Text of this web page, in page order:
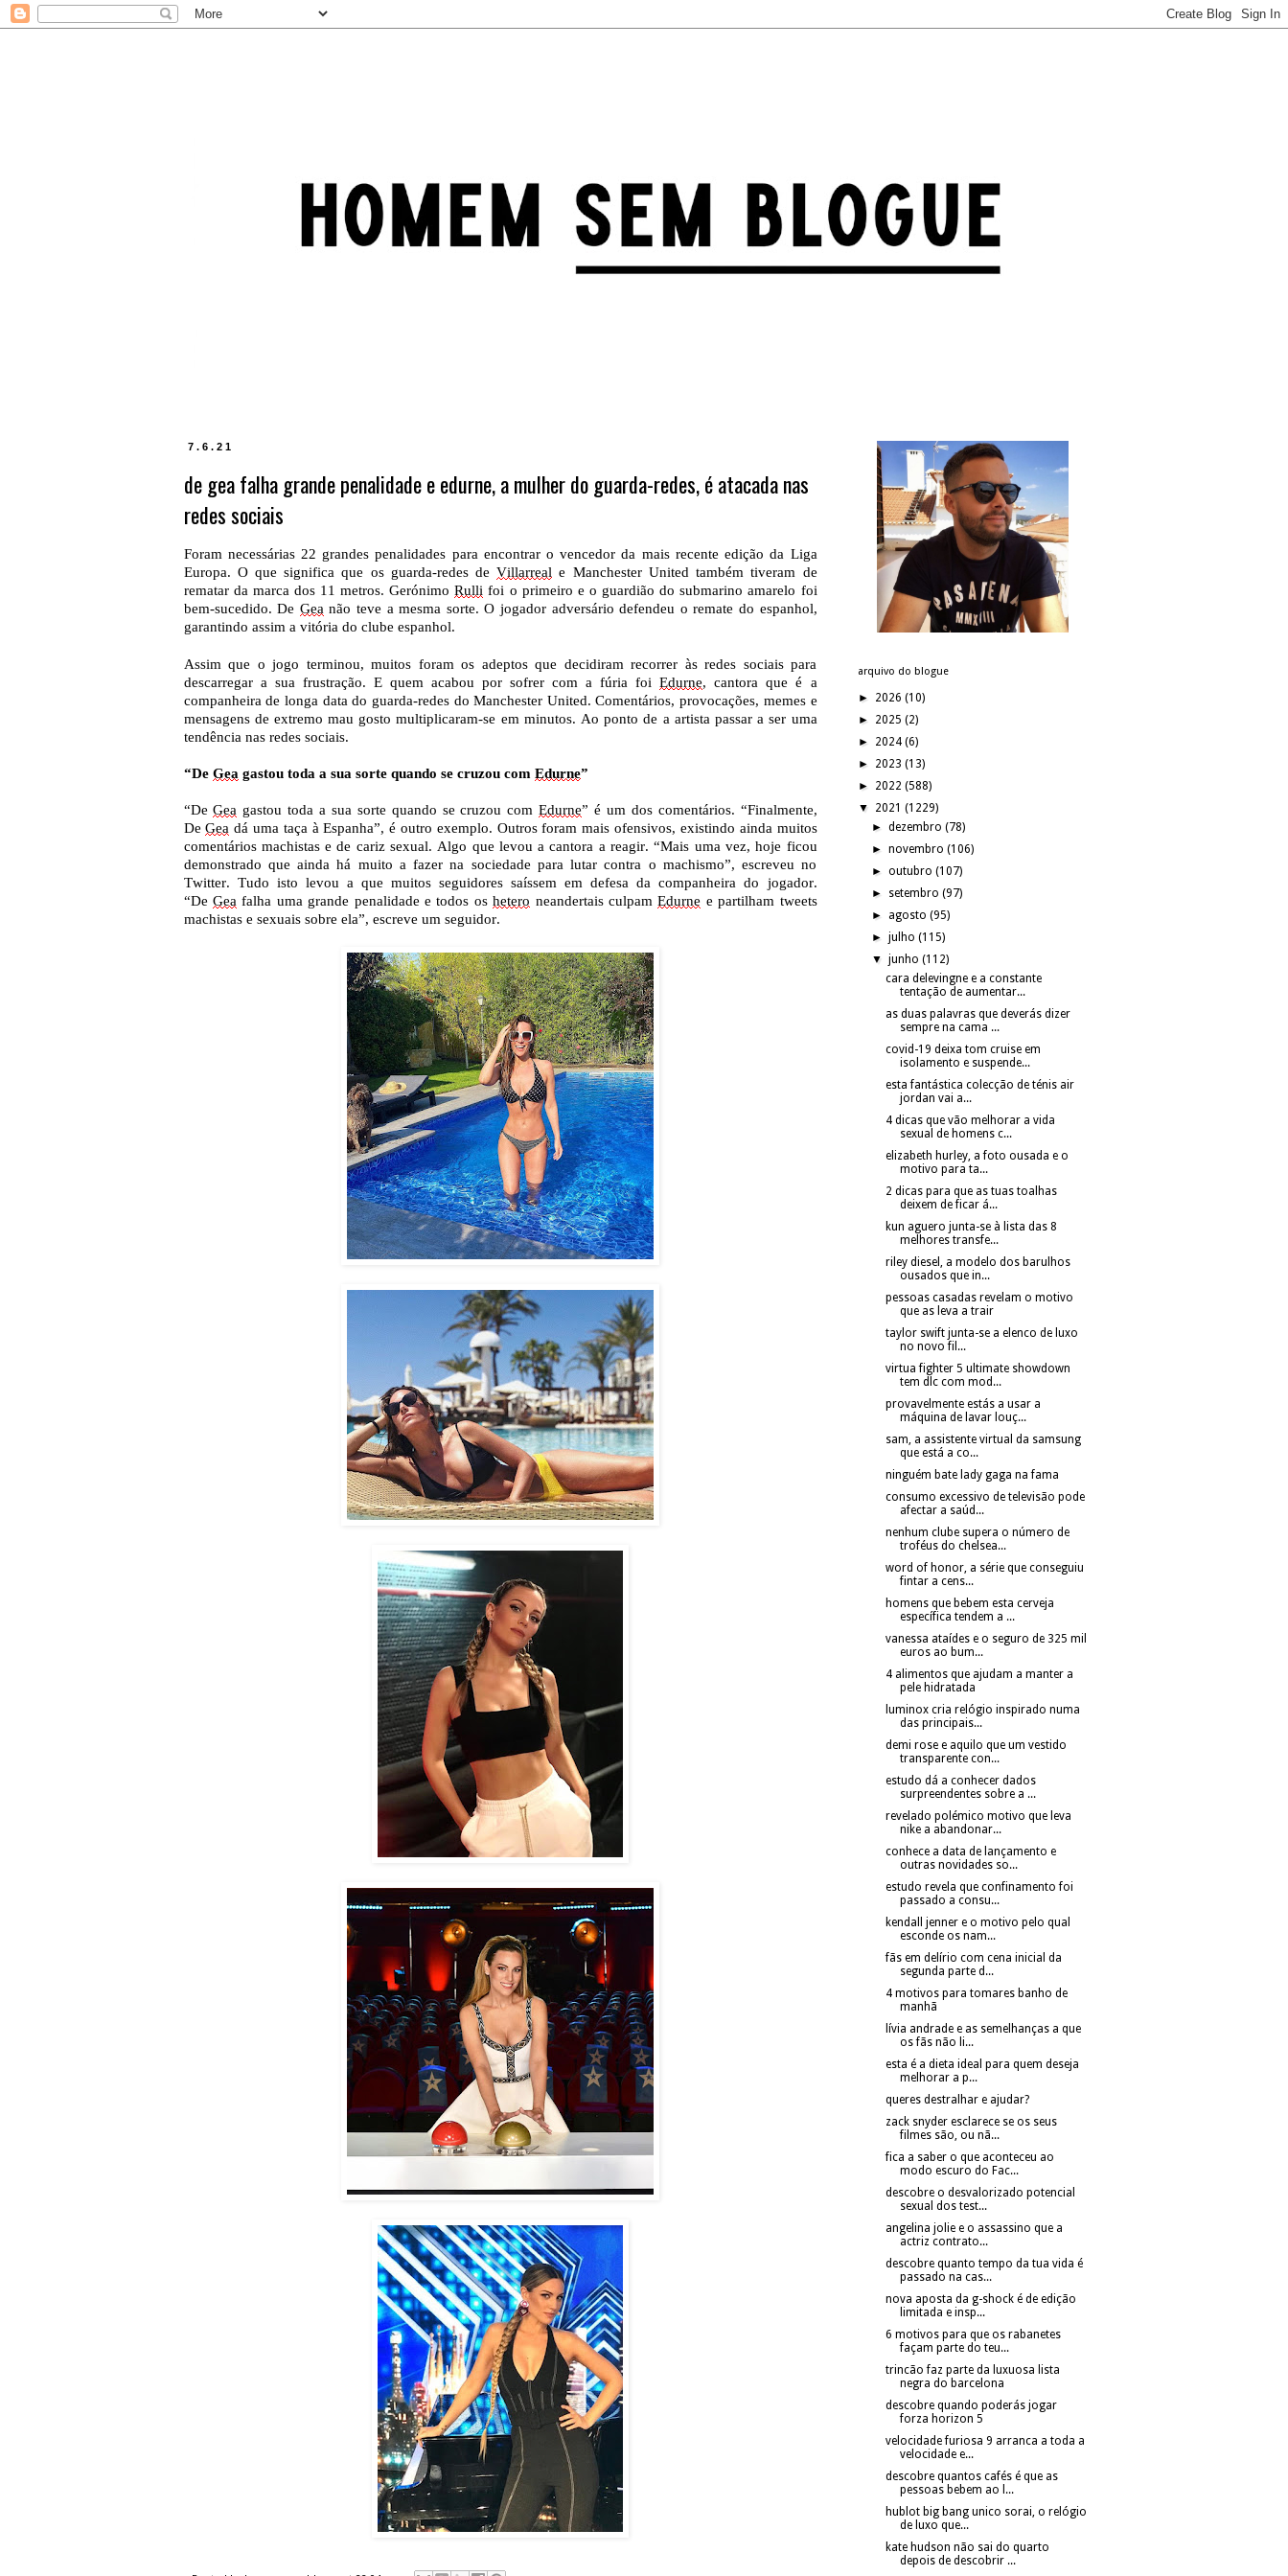
7.6.21
de gea falha grande penalidade e edurne, a mulher do guarda-redes, é atacada nas
redes sociais
Foram necessárias 22 grandes penalidades para encontrar o vencedor da mais recente edição da Liga
Europa. O que significa que os guarda-redes deVillarreal e Manchester United também tiveram de
rematar da marca dos 11 metros. GerónimoRulli foi o primeiro e o guardião do submarino amarelo foi
bem-sucedido. De Gea não teve a mesma sorte. O jogador adversário defendeu o remate do espanhol,
garantindo assim a vitória do clube espanhol.
Assim que o jogo terminou, muitos foram os adeptos que decidiram recorrer às redes sociais para
descarregar a sua frustração. E quem acabou por sofrer com a fúria foiEdurne, cantora que é a
companheira de longa data do guarda-redes do Manchester United. Comentários, provocações, memes e
mensagens de extremo mau gosto multiplicaram-se em minutos. Ao ponto de a artista passar a ser uma
tendência nas redes sociais.
“De Gea gastou toda a sua sorte quando se cruzou com Edurne”
“DeGea gastou toda a sua sorte quando se cruzou comEdurne” é um dos comentários. “Finalmente,
DeGea dá uma taça à Espanha”, é outro exemplo. Outros foram mais ofensivos, existindo ainda muitos
comentários machistas e de cariz sexual. Algo que levou a cantora a reagir. “Mais uma vez, hoje ficou
demonstrado que ainda há muito a fazer na sociedade para lutar contra o machismo”, escreveu no
Twitter. Tudo isto levou a que muitos seguidores saíssem em defesa da companheira do jogador.
“De Gea falha uma grande penalidade e todos oshetero neandertaisculpamEdurne e partilham tweets
machistas e sexuais sobre ela”, escreve um seguidor.
arquivo do blogue
► 2026 (10)
►
2025 (2)
►
2024 (6)
►
2023 (13)
►
2022 (588)
▼
2021 (1229)
► dezembro (78)
► novembro (106)
► outubro (107)
► setembro (97)
► agosto (95)
► julho (115)
▼ junho (112)
cara delevingne e a constante
tentação de aumentar...
as duas palavras que deverás dizer
sempre na cama ...
covid-19 deixa tom cruise em
isolamento e suspende...
esta fantástica colecção de ténis air
jordan vai a...
4 dicas que vão melhorar a vida
sexual de homens c...
elizabeth hurley, a foto ousada e o
motivo para ta...
2 dicas para que as tuas toalhas
deixem de ficar á...
kun aguero junta-se à lista das 8
melhores transfe...
riley diesel, a modelo dos barulhos
ousados que in...
pessoas casadas revelam o motivo
que as leva a trair
taylor swift junta-se a elenco de luxo
no novo fil...
virtua fighter 5 ultimate showdown
tem dlc com mod...
provavelmente estás a usar a
máquina de lavar louç...
sam, a assistente virtual da samsung
que está a co...
ninguém bate lady gaga na fama
consumo excessivo de televisão pode
afectar a saúd...
nenhum clube supera o número de
troféus do chelsea...
word of honor, a série que conseguiu
fintar a cens...
homens que bebem esta cerveja
específica tendem a ...
vanessa ataídes e o seguro de 325 mil
euros ao bum...
4 alimentos que ajudam a manter a
pele hidratada
luminox cria relógio inspirado numa
das principais...
demi rose e aquilo que um vestido
transparente con...
estudo dá a conhecer dados
surpreendentes sobre a ...
revelado polémico motivo que leva
nike a abandonar...
conhece a data de lançamento e
outras novidades so...
estudo revela que confinamento foi
passado a consu...
kendall jenner e o motivo pelo qual
esconde os nam...
fãs em delírio com cena inicial da
segunda parte d...
4 motivos para tomares banho de
manhã
lívia andrade e as semelhanças a que
os fãs não li...
esta é a dieta ideal para quem deseja
melhorar a p...
queres destralhar e ajudar?
zack snyder esclarece se os seus
filmes são, ou nã...
fica a saber o que aconteceu ao
modo escuro do Fac...
descobre o desvalorizado potencial
sexual dos test...
angelina jolie e o assassino que a
actriz contrato...
descobre quanto tempo da tua vida é
passado na cas...
nova aposta da g-shock é de edição
limitada e insp...
6 motivos para que os rabanetes
façam parte do teu...
trincão faz parte da luxuosa lista
negra do barcelona
descobre quando poderás jogar
forza horizon 5
velocidade furiosa 9 arranca a toda a
velocidade e...
descobre quantos cafés é que as
pessoas bebem ao l...
hublot big bang unico sorai, o relógio
de luxo que...
kate hudson não sai do quarto
depois de descobrir ...